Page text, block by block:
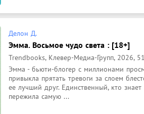
Делон Д.
Эмма. Восьмое чудо света : [18+]
Trendbooks, Клевер-Медиа-Групп, 2026,
Эмма - бьюти-блогер с миллионами
привыкла прятать тревоги за слоем
ее лучший друг. Единственный, кто
пережила самую ...